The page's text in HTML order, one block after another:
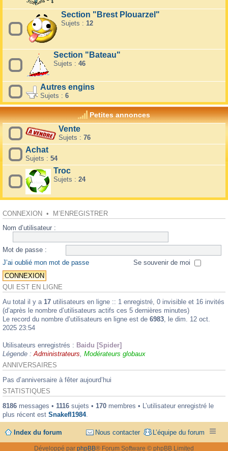
Section "Brest Plouarzel"
Sujets : 12
Section "Bateau"
Sujets : 46
Autres engins
Sujets : 6
Petites annonces
Vente
Sujets : 76
Achat
Sujets : 54
Troc
Sujets : 24
CONNEXION • M’ENREGISTRER
Nom d’utilisateur :
Mot de passe :
J’ai oublié mon mot de passe
Se souvenir de moi
QUI EST EN LIGNE
Au total il y a 17 utilisateurs en ligne :: 1 enregistré, 0 invisible et 16 invités
(d’après le nombre d’utilisateurs actifs ces 5 dernières minutes)
Le record du nombre d’utilisateurs en ligne est de 6983, le dim. 12 oct.
2025 23:54
Utilisateurs enregistrés : Baidu [Spider]
Légende :Administrateurs, Modérateurs globaux
ANNIVERSAIRES
Pas d’anniversaire à fêter aujourd’hui
STATISTIQUES
8186 messages • 1116 sujets • 170 membres • L’utilisateur enregistré le
plus récent est Snakefl1984.
Index du forum L’équipe du forum
Nous contacter
Développé par phpBB® Forum Software © phpBB Limited